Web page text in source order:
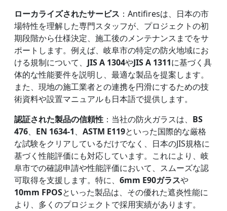
ローカライズされたサービス ：Antifiresは、日本の市
場特性を理解した専門スタッフが、プロジェクトの初
期段階から仕様決定、施工後のメンテナンスまでをサ
ポートします。例えば、岐阜市の特定の防火地域にお
ける規制について、 JIS A 1304やJIS A 1311に基づく具
体的な性能要件を説明し、最適な製品を提案します。
また、現地の施工業者との連携を円滑にするための技
術資料や設置マニュアルも日本語で提供します。
認証された製品の信頼性 ：当社の防火ガラスは、 BS
476、 EN 1634-1、 ASTM E119といった国際的な厳格
な試験をクリアしているだけでなく、日本のJIS規格に
基づく性能評価にも対応しています。これにより、岐
阜市での確認申請や性能評価において、スムーズな認
可取得を支援します。特に、 6mm E90ガラスや
10mm FPOSといった製品は、その優れた遮炎性能に
より、多くのプロジェクトで採用実績があります。